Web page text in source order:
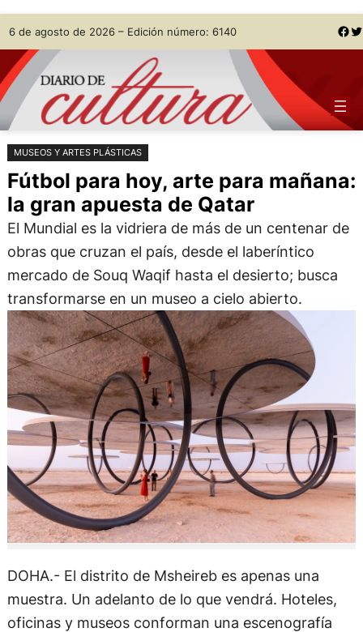
Saltar
al
contenido
Skip
to
content
6 de agosto de 2026 – Edición número: 6140 Facebook Twitter
MUSEOS Y ARTES PLÁSTICAS
Fútbol para hoy, arte para mañana:
la gran apuesta de Qatar
El Mundial es la vidriera de más de un centenar de
obras que cruzan el país, desde el laberíntico
mercado de Souq Waqif hasta el desierto; busca
transformarse en un museo a cielo abierto.
DOHA.- El distrito de Msheireb es apenas una
muestra. Un adelanto de lo que vendrá. Hoteles,
oficinas y museos conforman una escenografía